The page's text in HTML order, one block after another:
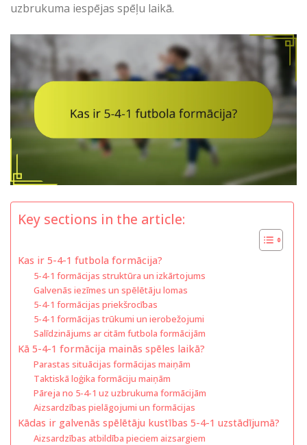
uzbrukuma iespējas spēļu laikā.
Key sections in the article:
Kas ir 5-4-1 futbola formācija?
5-4-1 formācijas struktūra un izkārtojums
Galvenās iezīmes un spēlētāju lomas
5-4-1 formācijas priekšrocības
5-4-1 formācijas trūkumi un ierobežojumi
Salīdzinājums ar citām futbola formācijām
Kā 5-4-1 formācija mainās spēles laikā?
Parastas situācijas formācijas maiņām
Taktiskā loģika formāciju maiņām
Pāreja no 5-4-1 uz uzbrukuma formācijām
Aizsardzības pielāgojumi un formācijas
Kādas ir galvenās spēlētāju kustības 5-4-1 uzstādījumā?
Aizsardzības atbildība pieciem aizsargiem